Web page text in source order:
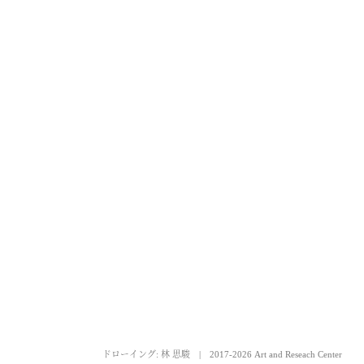
ドローイング: 林 思駿 2017-2026 Art and Reseach Center